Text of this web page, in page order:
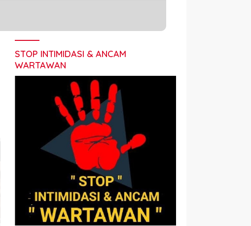
STOP INTIMIDASI & ANCAM
WARTAWAN